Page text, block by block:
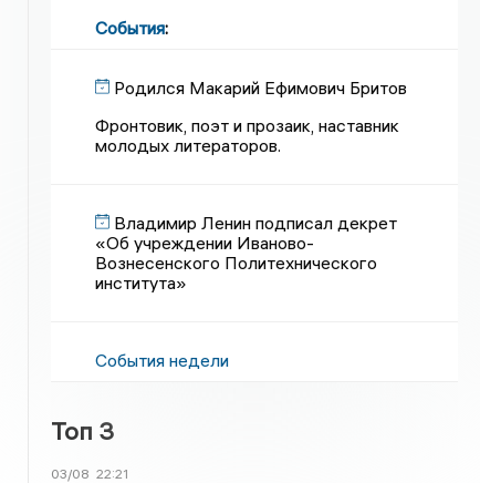
События:
Родился Макарий Ефимович Бритов
Фронтовик, поэт и прозаик, наставник
молодых литераторов.
Владимир Ленин подписал декрет
«Об учреждении Иваново-
Вознесенского Политехнического
института»
События недели
Топ 3
03/08 22:21